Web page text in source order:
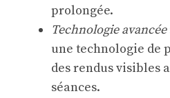
prolongée.
Technologie avancée
une technologie de
des rendus visibles
séances.